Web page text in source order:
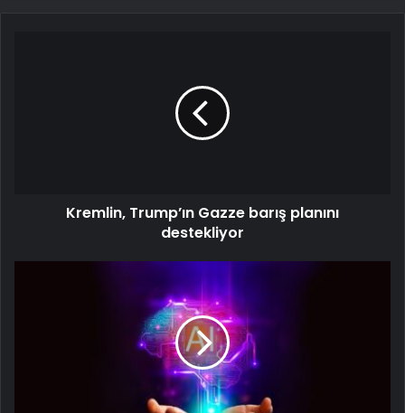
Kremlin, Trump’ın Gazze barış planını
destekliyor